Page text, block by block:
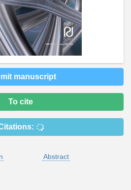
manuscript
To cite
Abstract